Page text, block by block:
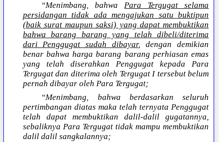
“Menimbang, bahwaPara Tergugat selama
persidangan tidak ada mengajukan satu buktipun
(baik surat maupun saksi) yang dapat membuktikan
bahwa barang barang yang telah dibeli/diterima
dari Penggugat sudah dibayar, dengan demikian
benar bahwa harga barang barang perhiasan emas
yang telah diserahkan Penggugat kepada Para
Tergugat dan diterima oleh Tergugat I tersebut belum
pernah dibayar oleh Para Tergugat;
“Menimbang, bahwa berdasarkan seluruh
pertimbangan diatas maka telah ternyata Penggugat
telah dapat membuktikan dalil-dalil gugatannya,
sebaliknya Para Tergugat tidak mampu membuktikan
dalil dalil sangkalannya;